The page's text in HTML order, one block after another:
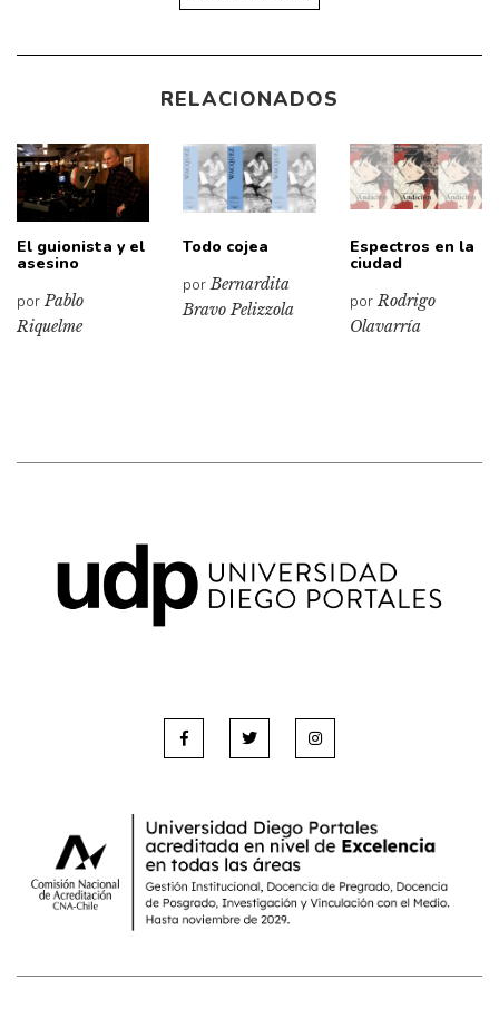
RELACIONADOS
El guionista y el
asesino
porPablo
Riquelme
Todo cojea
porBernardita
Bravo Pelizzola
Espectros en la
ciudad
porRodrigo
Olavarría